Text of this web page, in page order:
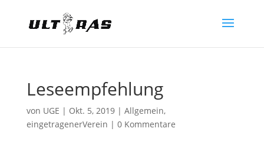
Leseempfehlung
von UGE | Okt. 5, 2019| Allgemein,
eingetragenerVerein | 0 Kommentare